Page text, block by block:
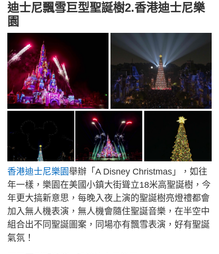
迪士尼飄雪巨型聖誕樹2.香港迪士尼樂
園
香港迪士尼樂園舉辦「A Disney Christmas」，如往
年一樣，樂園在美國小鎮大街聳立18米高聖誕樹，今
年更大搞新意思，每晚入夜上演的聖誕樹亮燈禮都會
加入無人機表演，無人機會隨住聖誕音樂，在半空中
組合出不同聖誕圖案，同場亦有飄雪表演，好有聖誕
氣氛！